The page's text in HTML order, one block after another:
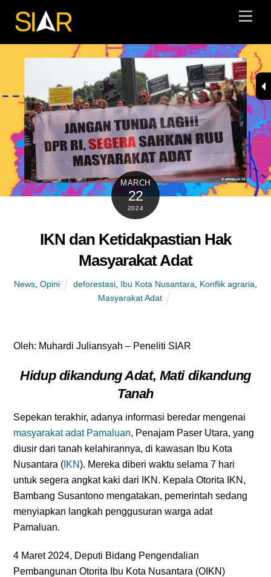
MARCH
22
2024
IKN dan Ketidakpastian Hak
Masyarakat Adat
News,Opini deforestasi, Ibu Kota Nusantara, Konflik agraria,
Masyarakat Adat
Oleh: Muhardi Juliansyah – Peneliti SIAR
Hidup dikandung Adat, Mati dikandung
Tanah
Sepekan terakhir, adanya informasi beredar mengenai
masyarakat adat Pamaluan, Penajam Paser Utara, yang
diusir dari tanah kelahirannya, di kawasan Ibu Kota
Nusantara ( IKN). Mereka diberi waktu selama 7 hari
untuk segera angkat kaki dari IKN. Kepala Otorita IKN,
Bambang Susantono mengatakan, pemerintah sedang
menyiapkan langkah penggusuran warga adat
Pamaluan.
4 Maret 2024, Deputi Bidang Pengendalian
Pembangunan Otorita Ibu Kota Nusantara (OIKN)